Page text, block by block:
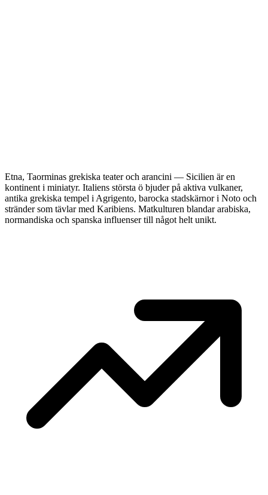
Etna, Taorminas grekiska teater och arancini — Sicilien är en
kontinent i miniatyr. Italiens största ö bjuder på aktiva vulkaner,
antika grekiska tempel i Agrigento, barocka stadskärnor i Noto och
stränder som tävlar med Karibiens. Matkulturen blandar arabiska,
normandiska och spanska influenser till något helt unikt.